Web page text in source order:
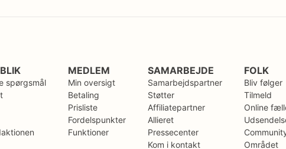
spørgsmål
MEDLEM
Min oversigt
Betaling
Prisliste
Fordelspunkter
Funktioner
SAMARBEJDE
Samarbejdspartner
Støtter
Affiliatepartner
Allieret
Pressecenter
Kom i kontakt
FOLK
Bliv følger
Tilmeld
Online
Området